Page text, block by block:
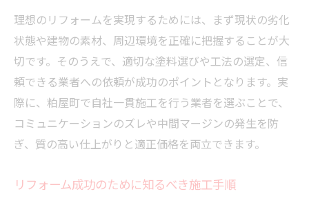
耐久性に優れたリフォーム塗装工事とは
外壁リフォームなら知りたい選び方
リフォームで外壁塗装選びに失敗しない方
法
外壁リフォーム時のリフォーム塗装工事術
係
理想のリフォームを実現するためには、まず現状の劣化
状態や建物の素材、周辺環境を正確に把握することが大
切です。そのうえで、適切な塗料選びや工法の選定、信
頼できる業者への依頼が成功のポイントとなります。実
際に、粕屋町で自社一貫施工を行う業者を選ぶことで、
コミュニケーションのズレや中間マージンの発生を防
ぎ、質の高い仕上がりと適正価格を両立できます。
リフォーム成功のために知るべき施工手順